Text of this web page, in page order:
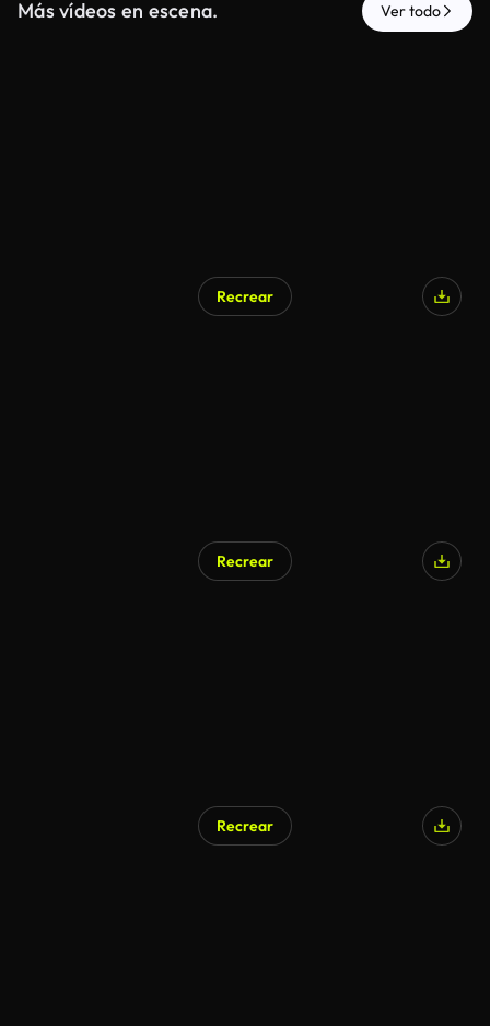
Más vídeos en escena. Ver todo
Recrear
Recrear
Recrear